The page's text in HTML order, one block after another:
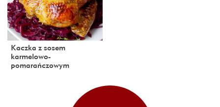
Kaczka z sosem
karmelowo-
pomarańczowym